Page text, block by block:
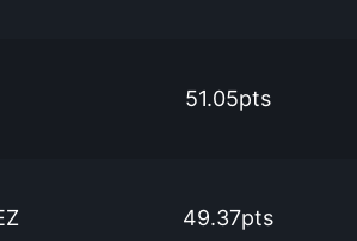
51.05pts
49.37pts